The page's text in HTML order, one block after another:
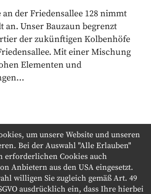
an der Friedensallee 128 nimmt
an. Unser Bauzaun begrenzt
der zukünftigen Kolbenhöfe
Mit einer Mischung
Elementen und
um unsere Website und unseren
Bei der Auswahl "Alle Erlauben"
erforderlichen Cookies auch
Anbietern aus den USA eingesetzt.
willigen Sie zugleich gemäß Art. 49
ausdrücklich ein, dass Ihre hierbei